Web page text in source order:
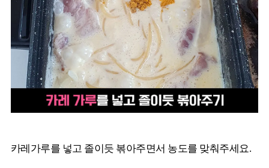
카레가루를 넣고 졸이듯 볶아주면서 농도를 맞춰주세요.